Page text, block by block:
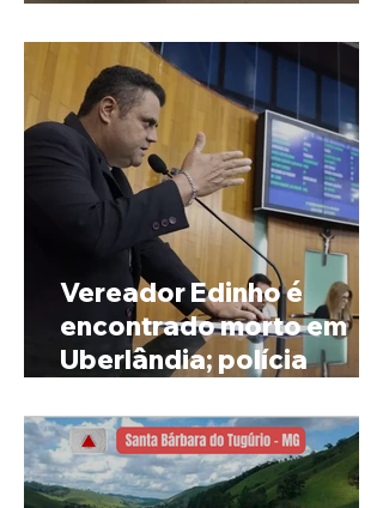
Vereador Edinho é
encontrado morto em
Uberlândia; polícia